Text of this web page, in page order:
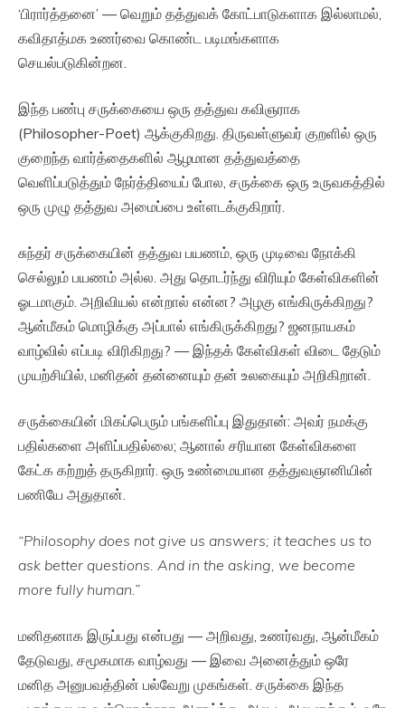
‘பிரார்த்தனை’ — வெறும் தத்துவக் கோட்பாடுகளாக இல்லாமல்,
கவிதாத்மக உணர்வை கொண்ட படிமங்களாக
செயல்படுகின்றன.
இந்த பண்பு சருக்கையை ஒரு தத்துவ கவிஞராக
(Philosopher-Poet) ஆக்குகிறது. திருவள்ளுவர் குறளில் ஒரு
குறைந்த வார்த்தைகளில் ஆழமான தத்துவத்தை
வெளிப்படுத்தும் நேர்த்தியைப் போல, சருக்கை ஒரு உருவகத்தில்
ஒரு முழு தத்துவ அமைப்பை உள்ளடக்குகிறார்.
சுந்தர் சருக்கையின் தத்துவ பயணம், ஒரு முடிவை நோக்கி
செல்லும் பயணம் அல்ல. அது தொடர்ந்து விரியும் கேள்விகளின்
ஓடமாகும். அறிவியல் என்றால் என்ன? அழகு எங்கிருக்கிறது?
ஆன்மீகம் மொழிக்கு அப்பால் எங்கிருக்கிறது? ஜனநாயகம்
வாழ்வில் எப்படி விரிகிறது? — இந்தக் கேள்விகள் விடை தேடும்
முயற்சியில், மனிதன் தன்னையும் தன் உலகையும் அறிகிறான்.
சருக்கையின் மிகப்பெரும் பங்களிப்பு இதுதான்: அவர் நமக்கு
பதில்களை அளிப்பதில்லை; ஆனால் சரியான கேள்விகளை
கேட்க கற்றுத் தருகிறார். ஒரு உண்மையான தத்துவஞானியின்
பணியே அதுதான்.
“Philosophy does not give us answers; it teaches us to
ask better questions. And in the asking, we become
more fully human.”
மனிதனாக இருப்பது என்பது — அறிவது, உணர்வது, ஆன்மீகம்
தேடுவது, சமூகமாக வாழ்வது — இவை அனைத்தும் ஒரே
மனித அனுபவத்தின் பல்வேறு முகங்கள். சருக்கை இந்த